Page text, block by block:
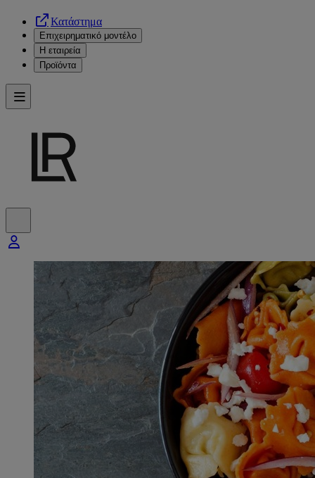
Κατάστημα
Επιχειρηματικό μοντέλο
Η εταιρεία
Προϊόντα